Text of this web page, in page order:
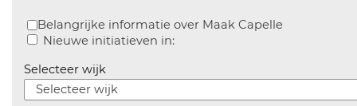
Belangrijke informatie over Maak CapelleAanvinken
Nieuwe initiatieven in:Aanvinken om informatie
Selecteer wijk